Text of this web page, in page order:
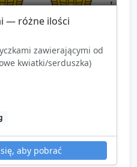
— różne ilości
zawierającymi od
kwiatki/serduszka)
aby pobrać